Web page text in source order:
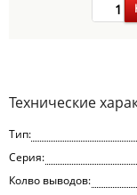
Технические
Тип:
Cерия:
Колво выводов: